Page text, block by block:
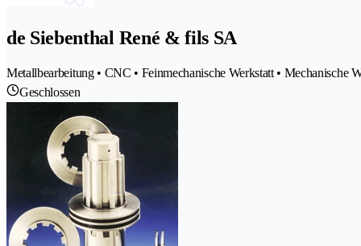
de Siebenthal René & fils SA
Metallbearbeitung • CNC • Feinmechanische Werkstatt • Mechanische
Geschlossen